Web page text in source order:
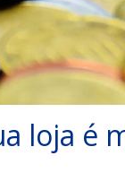
loja é